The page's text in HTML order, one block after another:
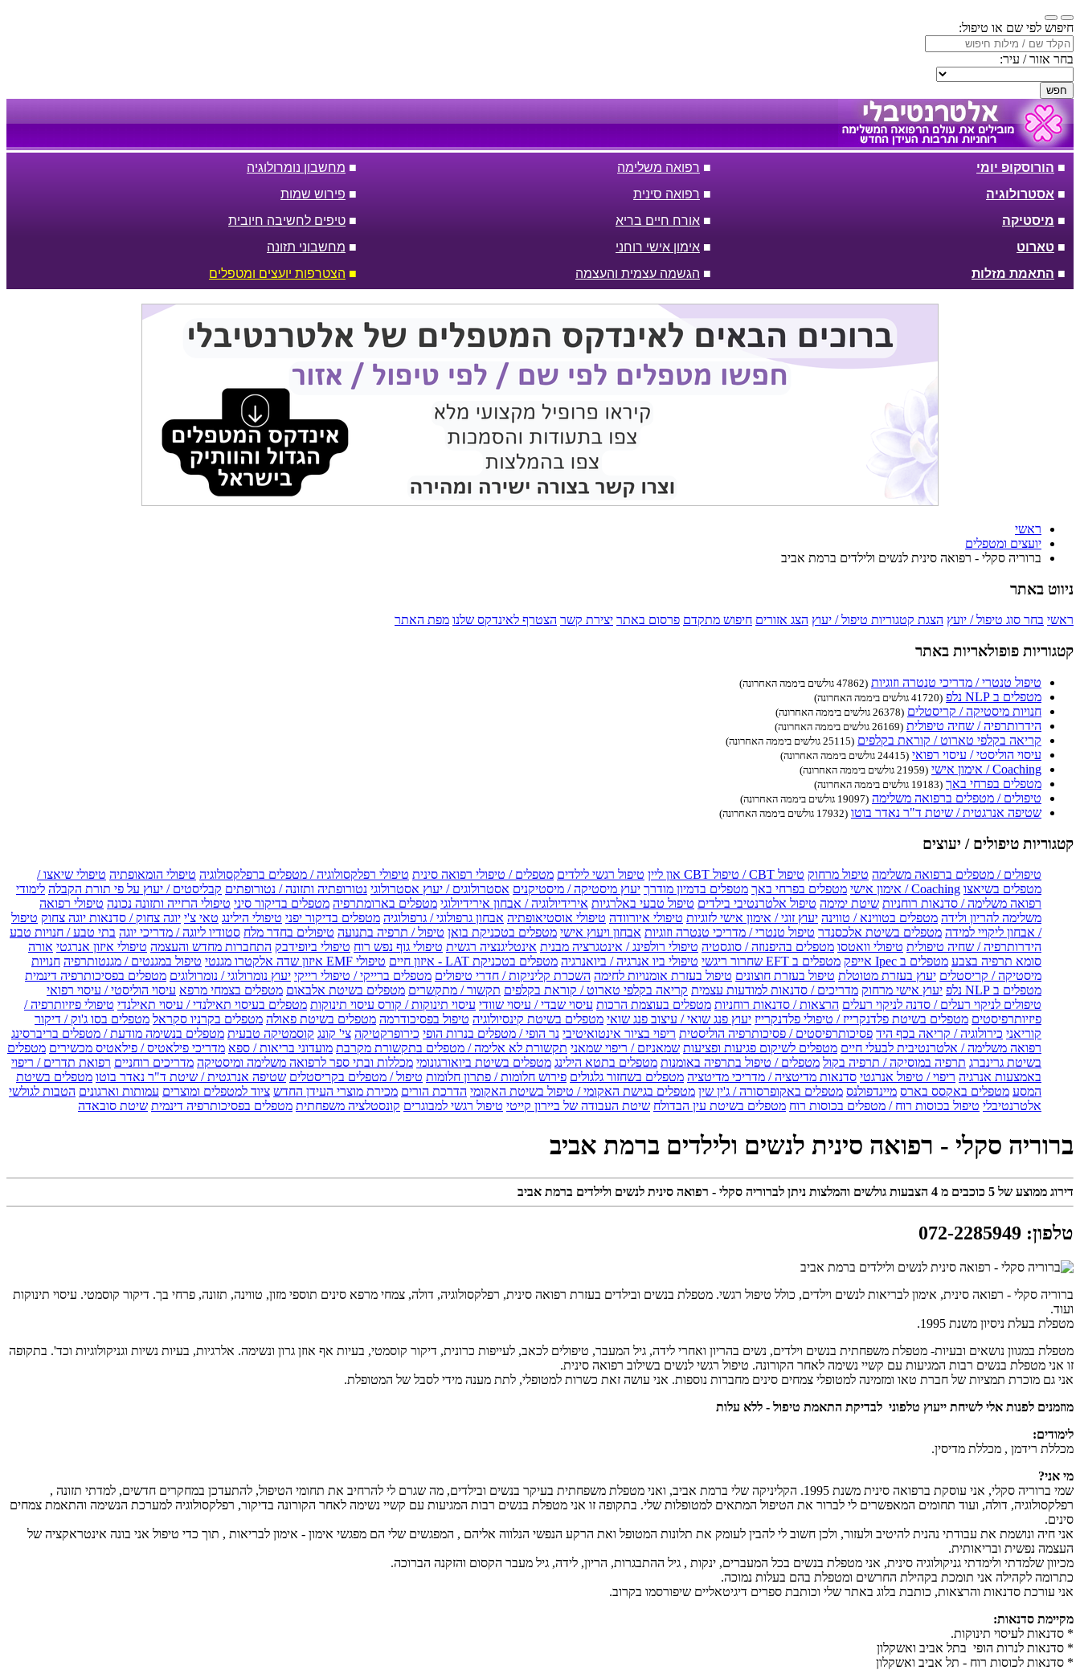
חיפוש לפי שם או טיפול:
בחר אזור / עיר:
חפש
■ הורוסקופ יומי ■ רפואה משלימה ■ מחשבון נומרולוגיה
■ אסטרולוגיה ■ רפואה סינית ■ פירוש שמות
■ מיסטיקה ■ אורח חיים בריא ■ טיפים לחשיבה חיובית
■ טארוט ■ אימון אישי רוחני ■ מחשבוני תזונה
■ התאמת מזלות ■ הגשמה עצמית והעצמה ■ הצטרפות יועצים ומטפלים
ראשי
יועצים ומטפלים
ברוריה סקלי - רפואה סינית לנשים ולילדים ברמת אביב
ניווט באתר
ראשי בחר סוג טיפול / יועץ הצגת קטגוריות טיפול / יעוץ הצג אזורים חיפוש מתקדם פרסום באתר יצירת קשר הצטרף לאינדקס שלנו מפת האתר
קטגוריות פופולאריות באתר
טיפול טנטרי / מדריכי טנטרה וזוגיות (47862 גולשים ביממה האחרונה)
מטפלים ב NLP נלפ (41720 גולשים ביממה האחרונה)
חנויות מיסטיקה / קריסטלים (26378 גולשים ביממה האחרונה)
הידרותרפיה / שחיה טיפולית (26169 גולשים ביממה האחרונה)
קריאה בקלפי טארוט / קוראת בקלפים (25115 גולשים ביממה האחרונה)
עיסוי הוליסטי / עיסוי רפואי (24415 גולשים ביממה האחרונה)
Coaching / אימון אישי (21959 גולשים ביממה האחרונה)
מטפלים בפרחי באך (19183 גולשים ביממה האחרונה)
טיפולים / מטפלים ברפואה משלימה (19097 גולשים ביממה האחרונה)
שטיפה אנרגטית / שיטת ד"ר נאדר בוטו (17932 גולשים ביממה האחרונה)
קטגוריות טיפולים / יעוצים
טיפולים / מטפלים ברפואה משלימה טיפול מרחוק טיפול CBT / טיפול CBT און ליין טיפול רגשי לילדים מטפלים / טיפולי רפואה סינית טיפולי רפלקסולוגיה / מטפלים ברפלקסולוגיה טיפולי הומאופתיה טיפולי שיאצו /
מטפלים בשיאצו Coaching / אימון אישי מטפלים בפרחי באך מטפלים בדמיון מודרך יעוץ מיסטיקה / מיסטיקנים אסטרולוגים / יעוץ אסטרולוגי נטורופתיה ותזונה / נטורופתים קבליסטים / יעוץ על פי תורת הקבלה לימודי
רפואה משלימה / סדנאות רוחניות שיטת ימימה טיפול אלטרנטיבי בילדים טיפול טבעי באלרגיות אירידיולוגיה / אבחון אירידיולוגי מטפלים בארומתרפיה מטפלים בדיקור סיני טיפולי הרזייה ותזונה נכונה טיפולי רפואה
משלימה להריון ולידה מטפלים בטווינא / טווינה יעוץ זוגי / אימון אישי לזוגיות טיפולי איורוודה טיפולי אוסטיאופתיה אבחון גרפולוגי / גרפולוגיה מטפלים בדיקור יפני טיפולי הילינג טאי צ'י יוגה צחוק / סדנאות יוגה צחוק טיפול
/ אבחון ליקויי למידה מטפלים בשיטת אלכסנדר טיפול טנטרי / מדריכי טנטרה וזוגיות אבחון ויעוץ אישי מטפלים בטכניקת בואן טיפול / תרפיה בתנועה טיפולים בחדר מלח סטודיו ליוגה / מדריכי יוגה בתי טבע / חנויות טבע
הידרותרפיה / שחיה טיפולית טיפולי וואטסו מטפלים בהיפנוזה / סוגסטיה טיפולי רולפינג / אינטגרציה מבנית אינטליגנציה רגשית טיפולי גוף נפש רוח טיפולי ביופידבק התחברות מחדש והעצמה טיפולי איזון אנרגטי אורה
סומא תרפיה בצבע מטפלים ב Ipec אייפק מטפלים ב EFT שחרור ריגשי טיפולי ביו אנרגיה / ביואנרגיה מטפלים בטכניקת LAT - איזון חיים טיפולי EMF איזון שדה אלקטרו מגנטי טיפול במגנטים / מגנטותרפיה חנויות
מיסטיקה / קריסטלים יעוץ בעזרת מטוטלת טיפול בעזרת חוצונים טיפול בעזרת אומנויות לחימה השכרת קליניקות / חדרי טיפולים מטפלים ברייקי / טיפולי רייקי יעוץ נומרולוגי / נומרולוגים מטפלים בפסיכותרפיה דינמית
מטפלים ב NLP נלפ
יעוץ אישי מרחוק מדריכים / סדנאות למודעות עצמית קריאה בקלפי טארוט / קוראת בקלפים תקשור / מתקשרים מטפלים בשיטת אלבאום מטפלים בצמחי מרפא עיסוי הוליסטי / עיסוי רפואי
טיפולים לניקוי רעלים / סדנה לניקוי רעלים הרצאות / סדנאות רוחניות מטפלים בעוצמת הרכות עיסוי שבדי / עיסוי שוודי עיסוי תינוקות / קורס עיסוי תינוקות מטפלים בעיסוי תאילנדי / עיסוי תאילנדי טיפולי פיזיותרפיה /
פיזיותרפיסטים מטפלים בשיטת פלדנקרייז / טיפולי פלדנקרייז יעוץ פנג שואי / עיצוב פנג שואי מטפלים בשיטת קינסיולוגיה טיפול בפסיכודרמה מטפלים בשיטת פאולה מטפלים בקרניו סקראל מטפלים בסו ג'וק / דיקור
קוריאני כירולוגיה / קריאה בכף היד פסיכותרפיסטים / פסיכותרפיה הוליסטית ריפוי בציור אינטואיטיבי נר הופי / מטפלים בנרות הופי כירופרקטיקה צי' קונג קוסמטיקה טבעית מטפלים בנשימה מודעת / מטפלים בריברסינג
רפואה משלימה / אלטרנטיבית לבעלי חיים מטפלים לשיקום פגיעות ופציעות שמאניזם / ריפוי שמאני תקשורת לא אלימה / מטפלים בתקשורת מקרבת מועדוני בריאות / ספא מדריכי פילאטיס / פילאטיס מכשירים מטפלים
בשיטת גרינברג תרפיה במוסיקה / תרפיה בקול מטפלים / טיפול בתרפיה באומנות מטפלים בתטא הילינג מטפלים בשיטת ביואורגונומי מכללות ובתי ספר לרפואה משלימה ומיסטיקה מדריכים רוחניים רפואת תדרים / ריפוי
באמצעות אנרגיה ריפוי / טיפול אנרגטי סדנאות מדיטציה / מדריכי מדיטציה מטפלים בשחזור גלגולים פירוש חלומות / פתרון חלומות טיפול / מטפלים בקריסטלים שטיפה אנרגטית / שיטת ד"ר נאדר בוטו מטפלים בשיטת
המסע מטפלים באקסס בארס מיינדפולנס מטפלים באקופרסורה / ג'ין שין מטפלים בגישת האקומי / טיפול בשיטת האקומי הדרכת הורים מכירת מוצרי העידן החדש ציוד למטפלים ומוצרים עמותות וארגונים הטבות לגולשי
אלטרנטיבלי טיפול בכוסות רוח / מטפלים בכוסות רוח מטפלים בשיטת עין הבדולח שיטת העבודה של ביירון קייטי טיפול רגשי למבוגרים קונסטלציה משפחתית מטפלים בפסיכותרפיה דינמית שיטת סובאדה
ברוריה סקלי - רפואה סינית לנשים ולילדים ברמת אביב
דירוג ממוצע של 5 כוכבים מ 4 הצבעות גולשים והמלצות ניתן לברוריה סקלי - רפואה סינית לנשים ולילדים ברמת אביב
טלפון:
072-2285949
ברוריה סקלי - רפואה סינית, אימון לבריאות לנשים וילדים, כולל טיפול רגשי. מטפלת בנשים ובילדים בעזרת רפואה סינית, רפלקסולוגיה, דולה, צמחי מרפא סינים תוספי מזון, טווינה, תזונה, פרחי בך. דיקור קוסמטי. עיסוי תינוקות
ועוד.
מטפלת בעלת ניסיון משנת 1995.
מטפלת במגוון נושאים ובעיות- מטפלת משפחתית בנשים וילדים, נשים בהריון ואחרי לידה, גיל המעבר, טיפולים לכאב, לעייפות כרונית, דיקור קוסמטי, בעיות אף אוזן גרון ונשימה. אלרגיות, בעיות נשיות וגניקולוגיות וכד'. בתקופה
זו אני מטפלת בנשים רבות המגיעות עם קשיי נשימה לאחר הקורונה. טיפול רגשי לנשים בשילוב רפואה סינית.
אני גם מוכרת תמציות של חברת טאו ומזמינה למטופלי צמחים סינים מחברות נוספות. אני עושה זאת כשרות למטופלי, לתת מענה מידי לסבל של המטופלת.
מוזמנים לפנות אלי לשיחת ייעוץ טלפוני לבדיקת התאמת טיפול - ללא עלות​
לימודים:
מכללת רידמן , מכללת מדיסין.
מי אני?
שמי ברוריה סקלי, אני עוסקת ברפואה סינית משנת 1995. הקליניקה שלי ברמת אביב, ואני מטפלת משפחתית בעיקר בנשים ובילדים, מה שגרם לי להרחיב את תחומי הטיפול, להתעדכן במחקרים חדשים, למדתי תזונה ,
רפלקסולוגיה, דולה, ועוד תחומים המאפשרים לי לברור את הטיפול המתאים למטופלות שלי. בתקופה זו אני מטפלת בנשים רבות המגיעות עם קשיי נשימה לאחר הקורונה בדיקור, רפלקסולוגיה למערכת הנשימה והתאמת צמחים
סינים.
אני חיה ונושמת את עבודתי נהנית להיטיב ולעזור, ולכן חשוב לי להבין לעומק את תלונות המטופל ואת הרקע הנפשי הנלווה אליהם , המפגשים שלי הם מפגשי אימון - אימון לבריאות , תוך כדי טיפול אני בונה אינטראקציה של
העצמה נפשית ובריאותית.
מכיוון שלמדתי ולימדתי גניקולוגיה סינית, אני מטפלת בנשים בכל המעברים, ינקות , גיל ההתבגרות, הריון, לידה, גיל מעבר הקסום והזקנה הברוכה.
כתרומה לקהילה אני תומכת בקהילת החרשים ומטפלת בהם בעלות נמוכה.
אני עורכת סדנאות והרצאות, כותבת בלוג באתר שלי וכותבת ספרים דיגיטאליים שיפורסמו בקרוב.
מקיימת סדנאות:
* סדנאות לעיסוי תינוקות.
* סדנאות לנרות הופי בתל אביב ואשקלון
* סדנאות לכוסות רוח - תל אביב ואשקלון